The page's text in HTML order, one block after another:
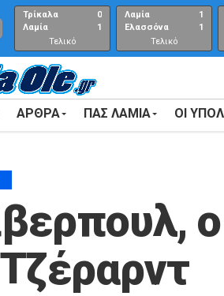
Τρίκαλα
Λαμία
0
1
Τελικό
αποτέλεσμα
Λαμία
Ελασσόνα
1
1
Τελικό
Αποτέλεσμα
ΑΡΘΡΑ ΠΑΣ ΛΑΜΙΑ ΟΙ